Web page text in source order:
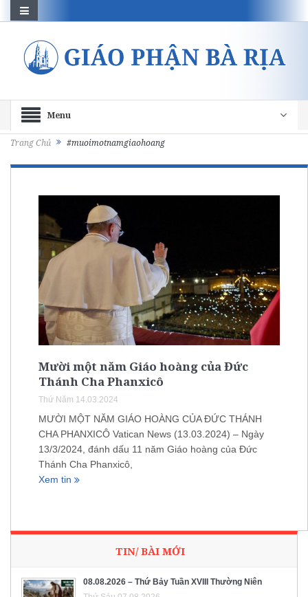
Menu
Trang Chủ #muoimotnamgiaohoang
Mười một năm Giáo hoàng của Đức
Thánh Cha Phanxicô
Thứ Năm 14.03.2024
MƯỜI MỘT NĂM GIÁO HOÀNG CỦA ĐỨC THÁNH
CHA PHANXICÔ Vatican News (13.03.2024) – Ngày
13/3/2024, đánh dấu 11 năm Giáo hoàng của Đức
Thánh Cha Phanxicô,
Xem tin
TIN/ BÀI MỚI
08.08.2026 – Thứ Bảy Tuần XVIII Thường Niên